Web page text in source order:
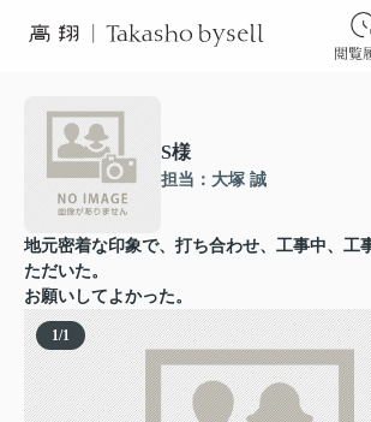
閲覧
S様
担当：大塚 誠
地元密着な印象で、打ち合わせ、工事中、工
ただいた。
お願いしてよかった。
1/1